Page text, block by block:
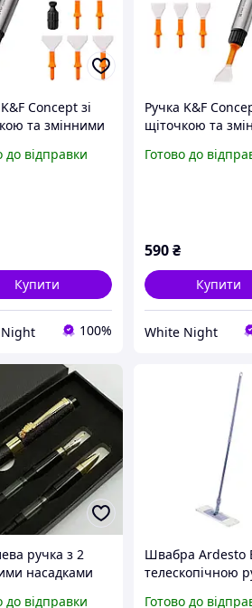
Concept зі
та змінними
матриці та
до відправки
Купити
100%
Ручка K&F
щіточкою та
чищення APS-C
Готово до
590 ₴
Купити
White Night
ручка з 2
насадками
до відправки
Швабра Ardesto
телескопічною
Готово до